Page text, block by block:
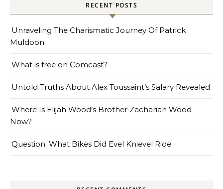
RECENT POSTS
Unraveling The Charismatic Journey Of Patrick
Muldoon
What is free on Comcast?
Untold Truths About Alex Toussaint’s Salary Revealed
Where Is Elijah Wood’s Brother Zachariah Wood
Now?
Question: What Bikes Did Evel Knievel Ride